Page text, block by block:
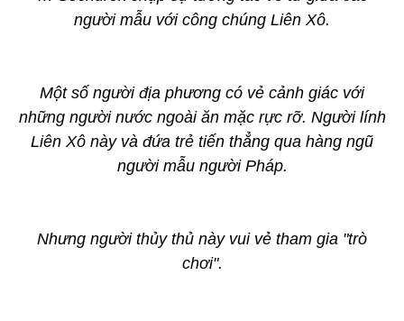
người mẫu với công chúng Liên Xô.
Một số người địa phương có vẻ cảnh giác với
những người nước ngoài ăn mặc rực rỡ. Người lính
Liên Xô này và đứa trẻ tiến thẳng qua hàng ngũ
người mẫu người Pháp.
Nhưng người thủy thủ này vui vẻ tham gia "trò
chơi".